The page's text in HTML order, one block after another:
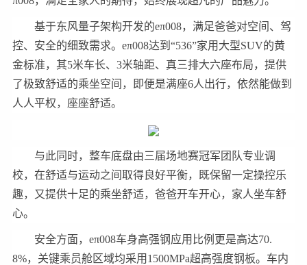
基于东风量子架构开发的eπ008，满足爸爸对空间、驾
控、安全的细致需求。eπ008达到“536”家用大型SUV的黄
金标准，其5米车长、3米轴距、真三排大六座布局，提供
了极致舒适的乘坐空间，即便是满座6人出行，依然能做到
人人平权，座座舒适。
与此同时，整车底盘由三届场地赛冠军团队专业调
校，在舒适与运动之间取得良好平衡，既保留一定操控乐
趣，又提供十足的乘坐舒适，爸爸开车开心，家人坐车舒
心。
安全方面，eπ008车身高强钢应用比例更是高达70.
8%，关键乘员舱区域均采用1500MPa超高强度钢板。车内